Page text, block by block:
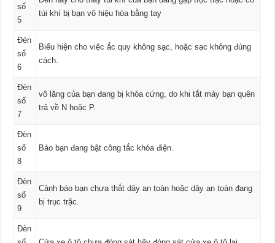
số
5
túi khí bị bạn vô hiệu hóa bằng tay
Đèn
số
6
Biểu hiện cho việc ắc quy không sạc, hoặc sạc không đúng
cách.
Đèn
số
7
vô lăng của bạn đang bị khóa cứng, do khi tắt máy bạn quên
trả về N hoặc P.
Đèn
số
8
Báo bạn đang bật công tắc khóa điện.
Đèn
số
9
Cảnh báo bạn chưa thắt dây an toàn hoặc dây an toàn đang
bị trục trặc.
Đèn